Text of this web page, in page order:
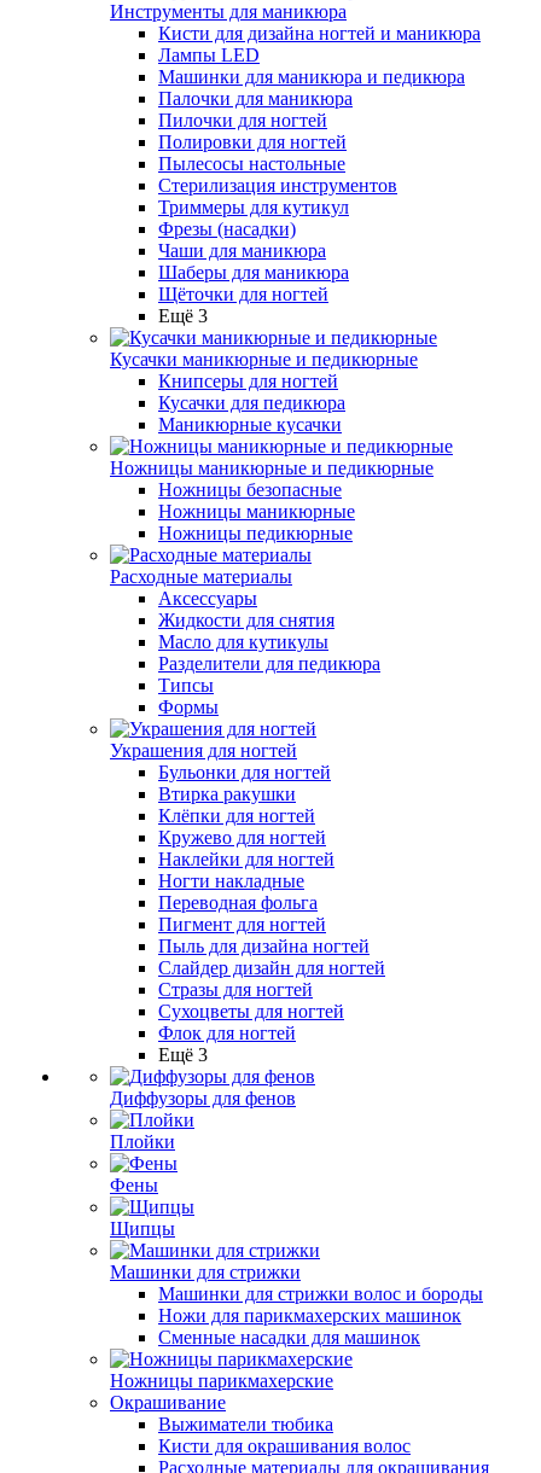
Инструменты для маникюра
Кисти для дизайна ногтей и маникюра
Лампы LED
Машинки для маникюра и педикюра
Палочки для маникюра
Пилочки для ногтей
Полировки для ногтей
Пылесосы настольные
Стерилизация инструментов
Триммеры для кутикул
Фрезы (насадки)
Чаши для маникюра
Шаберы для маникюра
Щёточки для ногтей
Ещё 3
Кусачки маникюрные и педикюрные
Книпсеры для ногтей
Кусачки для педикюра
Маникюрные кусачки
Ножницы маникюрные и педикюрные
Ножницы безопасные
Ножницы маникюрные
Ножницы педикюрные
Расходные материалы
Аксессуары
Жидкости для снятия
Масло для кутикулы
Разделители для педикюра
Типсы
Формы
Украшения для ногтей
Бульонки для ногтей
Втирка ракушки
Клёпки для ногтей
Кружево для ногтей
Наклейки для ногтей
Ногти накладные
Переводная фольга
Пигмент для ногтей
Пыль для дизайна ногтей
Слайдер дизайн для ногтей
Стразы для ногтей
Сухоцветы для ногтей
Флок для ногтей
Ещё 3
Диффузоры для фенов
Плойки
Фены
Щипцы
Машинки для стрижки
Машинки для стрижки волос и бороды
Ножи для парикмахерских машинок
Сменные насадки для машинок
Ножницы парикмахерские
Окрашивание
Выжиматели тюбика
Кисти для окрашивания волос
Расходные материалы для окрашивания